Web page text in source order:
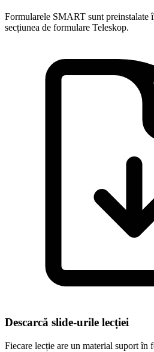
Formularele SMART sunt preinstalate
secțiunea de formulare Teleskop.
Descarcă slide-urile lecției
Fiecare lecție are un material suport în